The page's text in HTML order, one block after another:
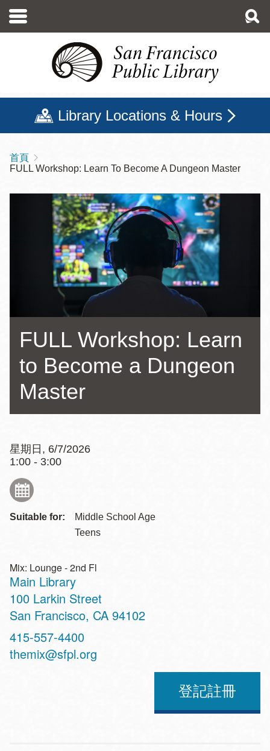
至
Library Locations & Hours
導
首頁
FULL Workshop: Learn To Become A Dungeon Master
FULL Workshop: Learn
to Become a Dungeon
Master
星期日, 6/7/2026
1:00 - 3:00
Suitable for:
Middle School Age
Teens
Mix: Lounge - 2nd Fl
Main Library
Address
100 Larkin Street
San Francisco, CA 94102
Contact
Telephone
415-557-4400
themix@sfpl.org
登記註冊